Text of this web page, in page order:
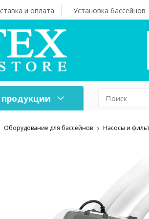
и оплата Установка бассейнов
продукции
мебель
Оборудование для бассейнов Насосы и